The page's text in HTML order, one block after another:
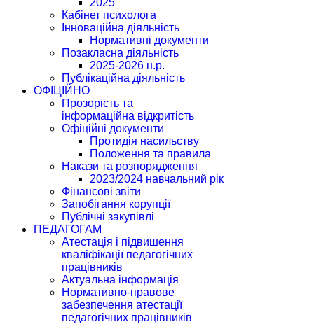
2025
Кабінет психолога
Інноваційна діяльність
Нормативні документи
Позакласна діяльність
2025-2026 н.р.
Публікаційна діяльність
ОФІЦІЙНО
Прозорість та
інформаційна відкритість
Офіційні документи
Протидія насильству
Положення та правила
Накази та розпорядження
2023/2024 навчальний рік
Фінансові звіти
Запобігання корупції
Публічні закупівлі
ПЕДАГОГАМ
Атестація і підвишення
кваліфікації педагогічних
працівників
Актуальна інформація
Нормативно-правове
забезпечення атестації
педагогічних працівників